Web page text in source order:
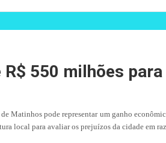
550 milhões
Matinhos pode representar um ganho
local para avaliar os prejuízos da cidade em